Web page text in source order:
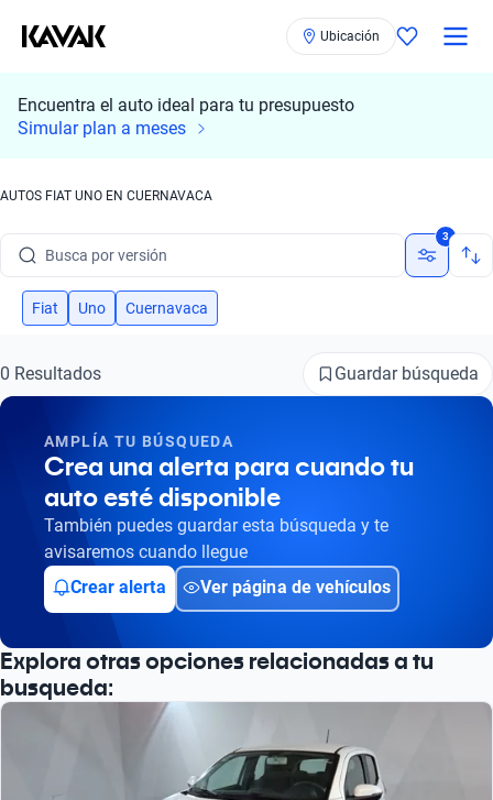
Ubicación
Encuentra el auto ideal para tu presupuesto
Simular plan a meses
AUTOS FIAT UNO EN CUERNAVACA
Busca por marca
Busca por año
Busca por marca
Busca por año
3
Fiat Uno Cuernavaca
0 Resultados Guardar búsqueda
AMPLÍA TU BÚSQUEDA
Crea una alerta para cuando tu
auto esté disponible
También puedes guardar esta búsqueda y te
avisaremos cuando llegue
Crear alerta
Ver página de vehículos
Explora otras opciones relacionadas a tu
busqueda: